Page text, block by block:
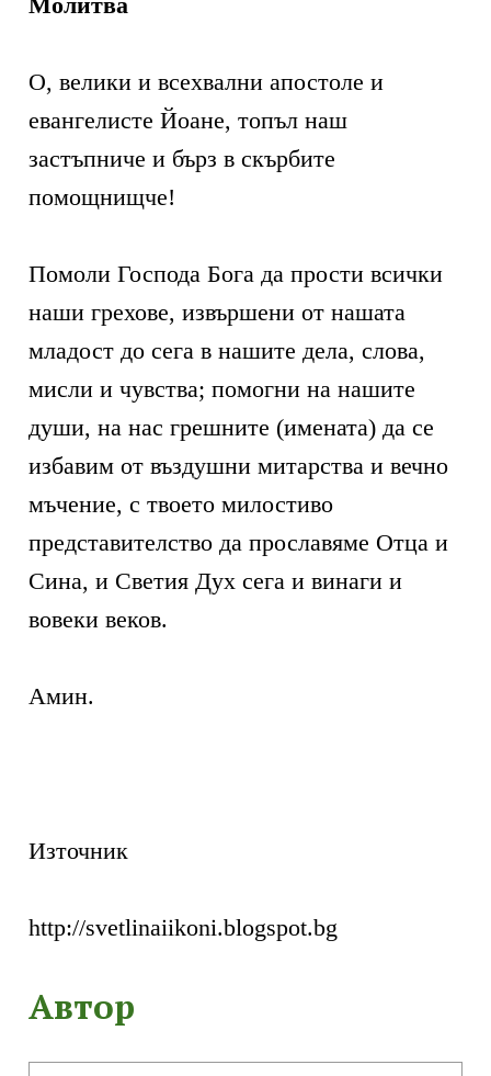
О, велики и всехвални апостоле и
евангелисте Йоане, топъл наш
застъпниче и бърз в скърбите
помощнищче!
Помоли Господа Бога да прости всички
наши грехове, извършени от нашата
младост до сега в нашите дела, слова,
мисли и чувства; помогни на нашите
души, на нас грешните (имената) да се
избавим от въздушни митарства и вечно
мъчение, с твоето милостиво
представителство да прославяме Отца и
Сина, и Светия Дух сега и винаги и
вовеки веков.
Амин.
Източник
http://svetlinaiikoni.blogspot.bg
Автор